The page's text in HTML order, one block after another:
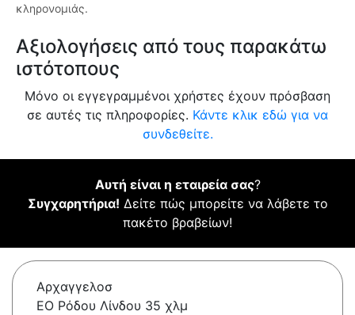
κληρονομιάς.
Αξιολογήσεις από τους παρακάτω
ιστότοπους
Μόνο οι εγγεγραμμένοι χρήστες έχουν πρόσβαση
σε αυτές τις πληροφορίες. Κάντε κλικ εδώ για να
συνδεθείτε.
Αυτή είναι η εταιρεία σας?
Συγχαρητήρια! Δείτε πώς μπορείτε να λάβετε το
πακέτο βραβείων!
Αρχαγγελοσ
ΕΟ Ρόδου Λίνδου 35 χλμ